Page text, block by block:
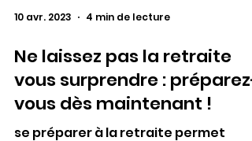
10 avr. 2023 4 min de lecture
Ne laissez pas la retraite
vous surprendre : préparez-